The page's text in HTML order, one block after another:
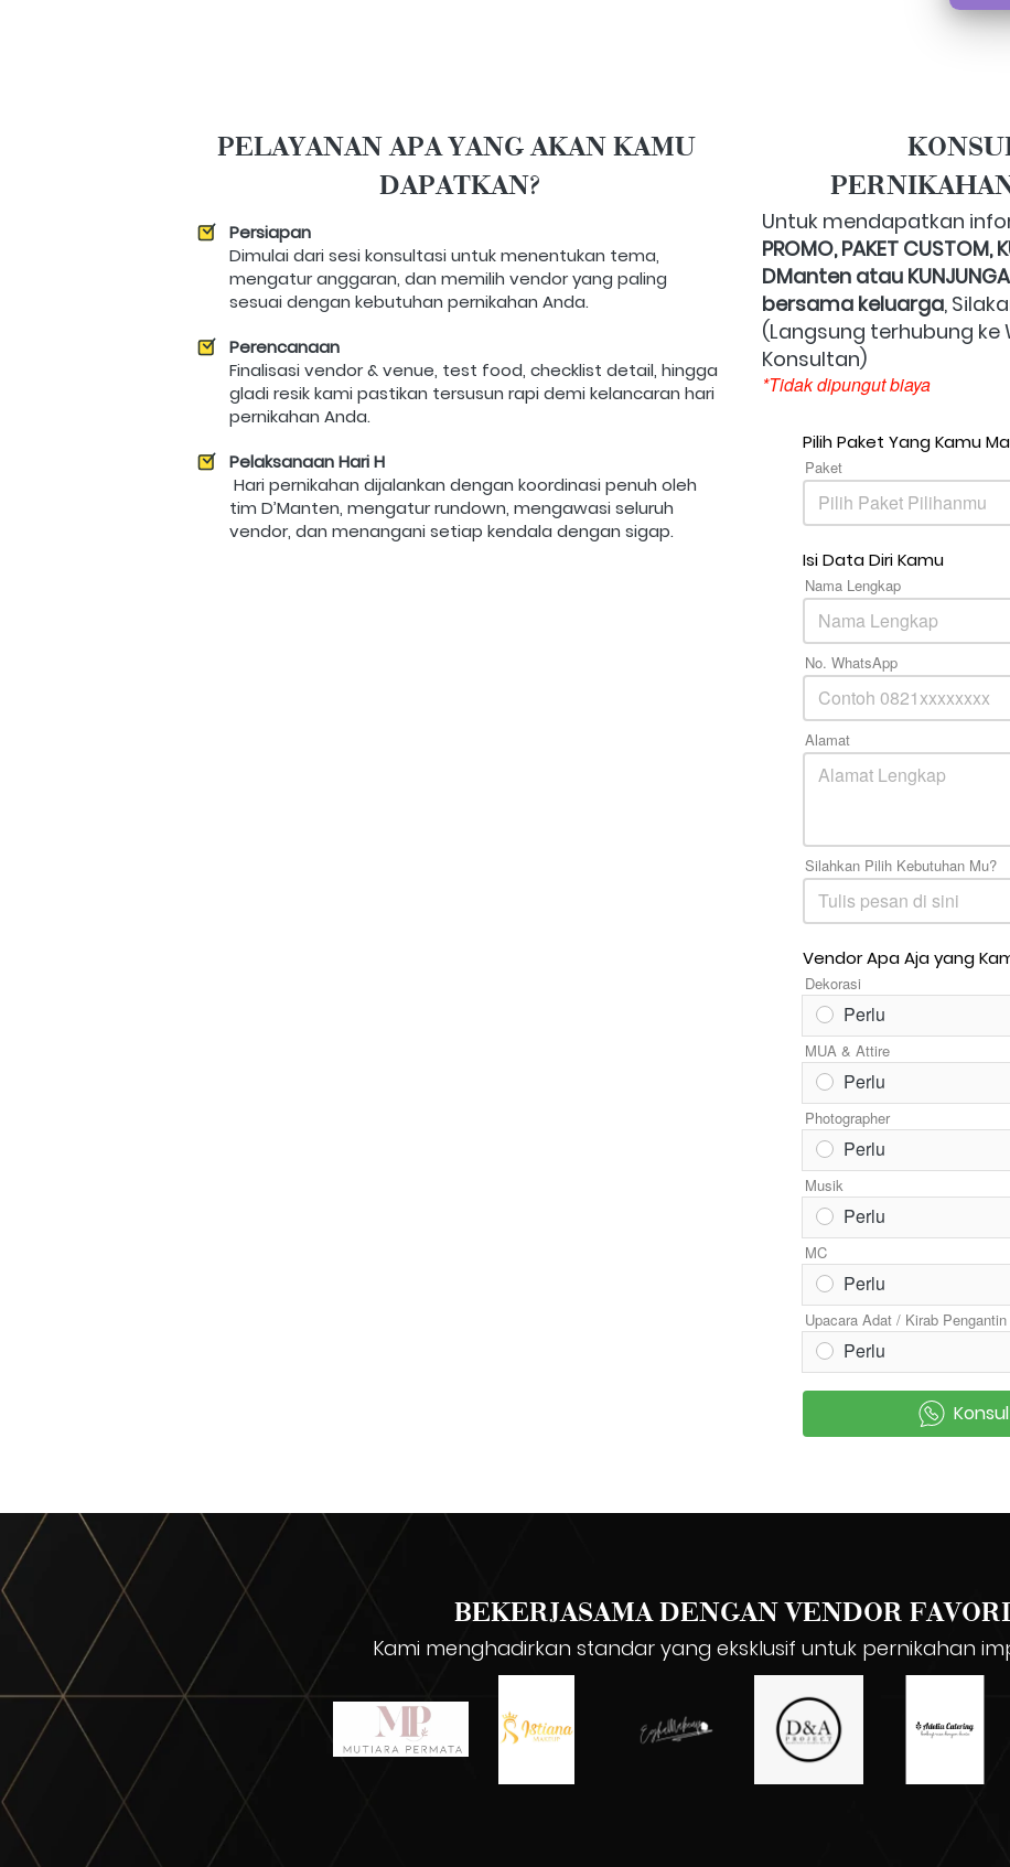
PELAYANAN APA YANG AKAN KAMU
DAPATKAN?
Persiapan
Dimulai dari sesi konsultasi untuk menentukan tema,
mengatur anggaran, dan memilih vendor yang paling
sesuai dengan kebutuhan pernikahan Anda.
Perencanaan
Finalisasi vendor & venue, test food, checklist detail, hingga
gladi resik kami pastikan tersusun rapi demi kelancaran hari
pernikahan Anda.
Pelaksanaan Hari H
tim D’Manten, mengatur rundown, mengawasi seluruh
vendor, dan menangani setiap kendala dengan sigap.
PROMO, PAKET CUSTOM,
DManten atau
bersama keluarga,
(Langsung terhubung
Konsultan)
*Tidak dipungut biaya
Pilih Paket Yang Kamu
Paket
Pilih Paket Pilihanmu
Isi Data Diri Kamu
Nama Lengkap
No. WhatsApp
Alamat
Silahkan Pilih Kebutuhan Mu?
Tulis pesan di sini
Vendor Apa Aja yang
Dekorasi
Perlu
MUA & Attire
Perlu
Photographer
Perlu
Musik
Perlu
MC
Perlu
Upacara Adat / Kirab Pengantin
Perlu
`
BEKERJASAMA DENGAN VENDOR
Kami menghadirkan standar yang eksklusif untuk pernikahan